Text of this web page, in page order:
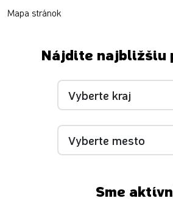
Mapa stránok
Nájdite najbližšiu
Sme